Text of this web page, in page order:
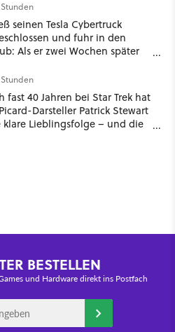
seinen Tesla Cybertruck
und fuhr in den
Als er zwei Wochen später
an [Best of GameStar]
fast 40 Jahren bei Star Trek hat
Darsteller Patrick Stewart
klare Lieblingsfolge – und die
BESTELLEN
und Hardware direkt ins Postfach